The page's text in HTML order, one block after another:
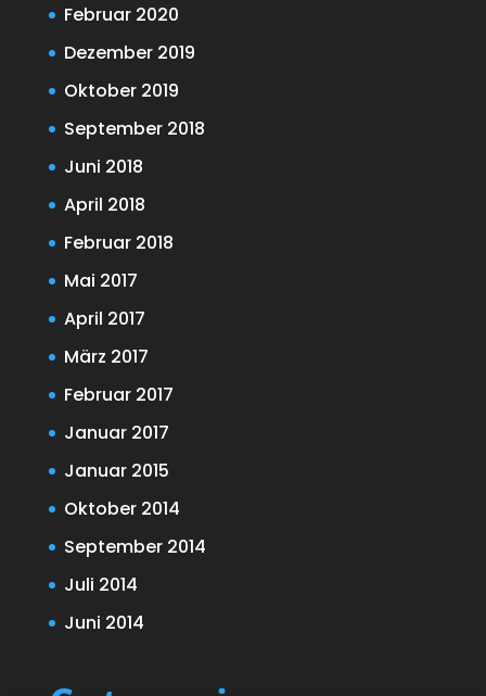
Februar 2020
Dezember 2019
Oktober 2019
September 2018
Juni 2018
April 2018
Februar 2018
Mai 2017
April 2017
März 2017
Februar 2017
Januar 2017
Januar 2015
Oktober 2014
September 2014
Juli 2014
Juni 2014